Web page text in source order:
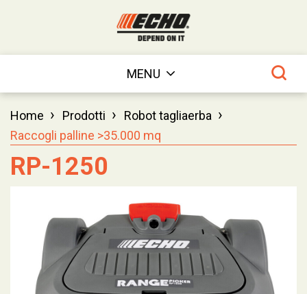
MENU
Home › Prodotti › Robot tagliaerba ›
Raccogli palline >35.000 mq
RP-1250